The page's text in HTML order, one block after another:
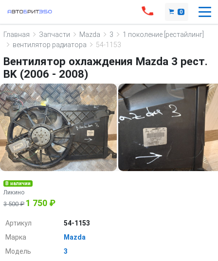
0
Главная Запчасти Mazda 3
1 поколение [рестайлинг]
вентилятор радиатора
54-1153
Вентилятор охлаждения Mazda 3 рест.
BK (2006 - 2008)
В наличии
Ликино
3 500 ₽ 1 750 ₽
Артикул
54-1153
Марка
Mazda
Модель
3